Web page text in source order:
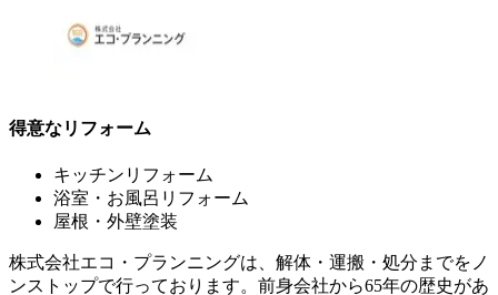
得意なリフォーム
キッチンリフォーム
浴室・お風呂リフォーム
屋根・外壁塗装
株式会社エコ・プランニングは、解体・運搬・処分までをノ
ンストップで行っております。前身会社から65年の歴史があ